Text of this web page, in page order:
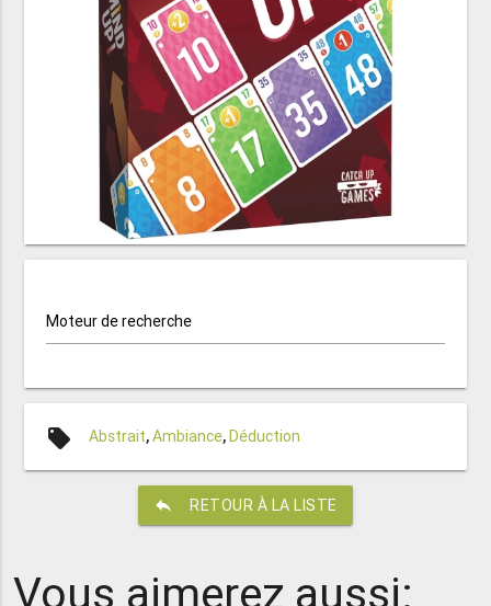
Moteur de recherche
local_offer Abstrait,Ambiance, Déduction
reply RETOUR À LA LISTE
Vous aimerez aussi: